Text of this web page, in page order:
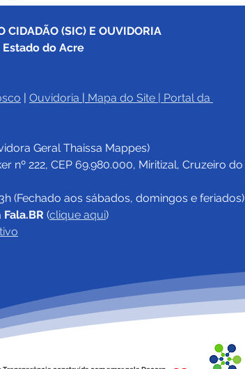
CIDADÃO (SIC) E OUVIDORIA
do Acre
| Ouvidoria | Mapa do Site | Portal da
Geral Thaissa Mappes)
nº 222, CEP 69.980.000, Miritizal, Cruzeiro do
(Fechado aos sábados, domingos e feriados)
Fala.BR (clique aqui)